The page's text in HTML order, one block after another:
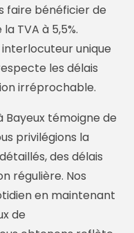
faire bénéficier de
TVA à 5,5%.
unique
les délais
irréprochable.
Bayeux témoigne de
privilégions la
des délais
régulière. Nos
en maintenant
de